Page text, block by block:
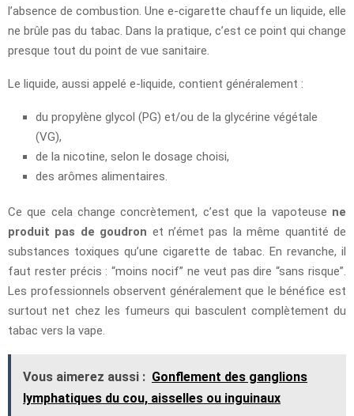
l’absence de combustion. Une e-cigarette chauffe un liquide, elle
ne brûle pas du tabac. Dans la pratique, c’est ce point qui change
presque tout du point de vue sanitaire.
Le liquide, aussi appelé e-liquide, contient généralement :
du propylène glycol (PG) et/ou de la glycérine végétale
(VG),
de la nicotine, selon le dosage choisi,
des arômes alimentaires.
Ce que cela change concrètement, c’est que la vapoteuse ne
produit pas de goudron et n’émet pas la même quantité de
substances toxiques qu’une cigarette de tabac. En revanche, il
faut rester précis : “moins nocif” ne veut pas dire “sans risque”.
Les professionnels observent généralement que le bénéfice est
surtout net chez les fumeurs qui basculent complètement du
tabac vers la vape.
Vous aimerez aussi : Gonflement des ganglions
lymphatiques du cou, aisselles ou inguinaux